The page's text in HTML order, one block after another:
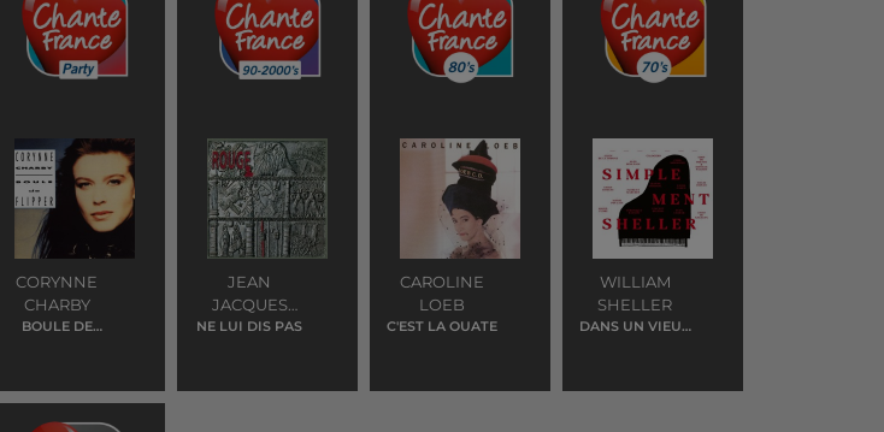
CORYNNE
CHARBY
BOULE DE
JEAN
JACQUES
GOLDMAN
NE LUI DIS PAS
CAROLINE
LOEB
C'EST LA OUATE
WILLIAM
SHELLER
DANS UN VIEUX